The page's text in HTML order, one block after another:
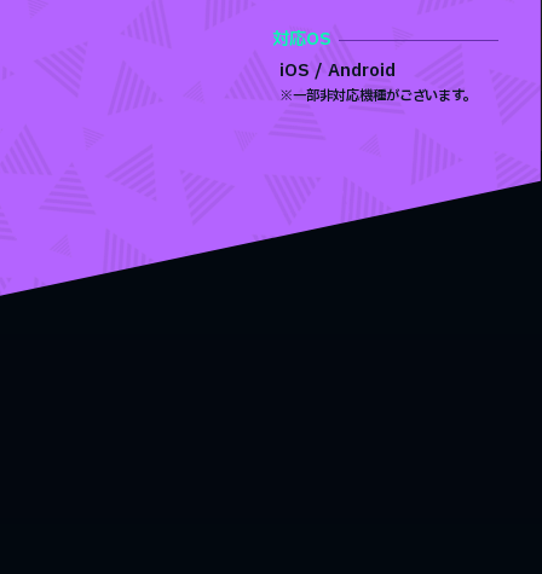
対応OS
iOS / Android
※一部非対応機種がございます。